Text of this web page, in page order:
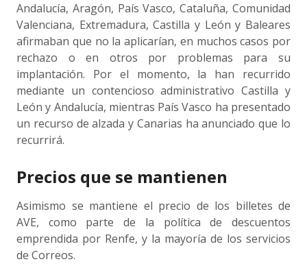
Andalucía, Aragón, País Vasco, Cataluña, Comunidad
Valenciana, Extremadura, Castilla y León y Baleares
afirmaban que no la aplicarían, en muchos casos por
rechazo o en otros por problemas para su
implantación. Por el momento, la han recurrido
mediante un contencioso administrativo Castilla y
León y Andalucía, mientras País Vasco ha presentado
un recurso de alzada y Canarias ha anunciado que lo
recurrirá.
Precios que se mantienen
Asimismo se mantiene el precio de los billetes de
AVE, como parte de la política de descuentos
emprendida por Renfe, y la mayoría de los servicios
de Correos.